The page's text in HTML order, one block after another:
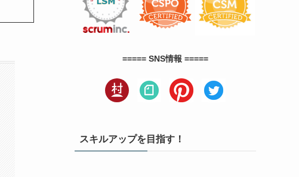
===== SNS情報 =====
スキルアップを目指す！